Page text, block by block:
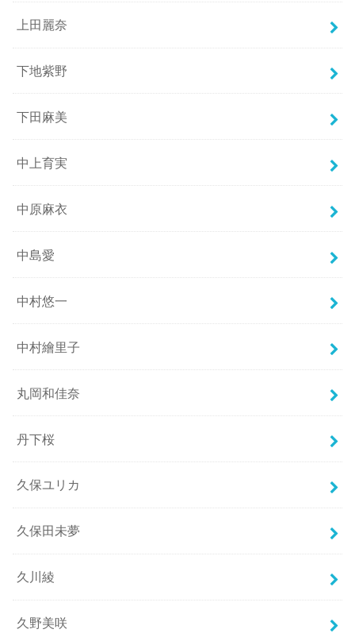
上田麗奈
下地紫野
下田麻美
中上育実
中原麻衣
中島愛
中村悠一
中村繪里子
丸岡和佳奈
丹下桜
久保ユリカ
久保田未夢
久川綾
久野美咲